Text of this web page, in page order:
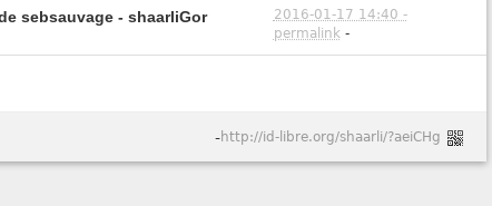
sebsauvage - shaarliGor
2016-01-17 14:40 -
permalink-
-http://id-libre.org/shaarli/?aeiCHg